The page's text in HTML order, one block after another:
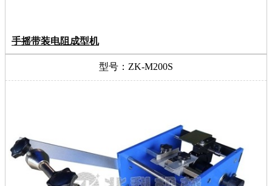
手摇带装电阻成型机
型号：ZK-M200S